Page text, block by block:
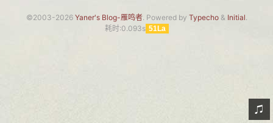
©2003-2026 Yaner's Blog-雁鸣者. Powered by Typecho& Initial.
耗时:0.093s 51La